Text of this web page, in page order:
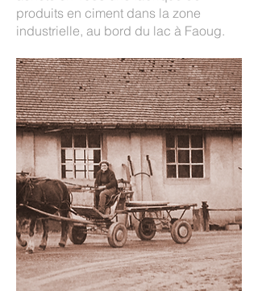
produits en ciment dans la zone
industrielle, au bord du lac à Faoug.